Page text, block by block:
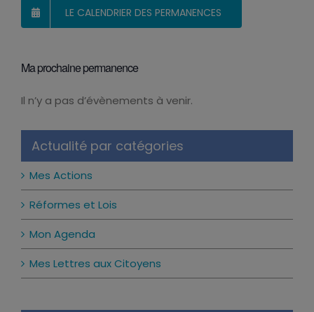
LE CALENDRIER DES PERMANENCES
Ma prochaine permanence
Notice
Il n’y a pas d’évènements à venir.
Actualité par catégories
Mes Actions
Réformes et Lois
Mon Agenda
Mes Lettres aux Citoyens